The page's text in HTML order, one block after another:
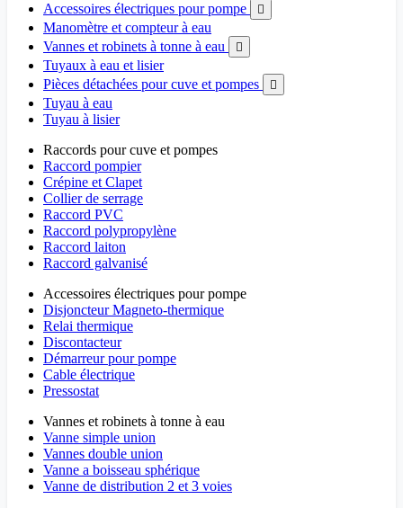
Accessoires électriques pour pompe 
Manomètre et compteur à eau
Vannes et robinets à tonne à eau

Tuyaux à eau et lisier
Pièces détachées pour cuve et pompes

Tuyau à eau
Tuyau à lisier
Raccords pour cuve et pompes
Raccord pompier
Crépine et Clapet
Collier de serrage
Raccord PVC
Raccord polypropylène
Raccord laiton
Raccord galvanisé
Accessoires électriques pour pompe
Disjoncteur Magneto-thermique
Relai thermique
Discontacteur
Démarreur pour pompe
Cable électrique
Pressostat
Vannes et robinets à tonne à eau
Vanne simple union
Vannes double union
Vanne a boisseau sphérique
Vanne de distribution 2 et 3 voies